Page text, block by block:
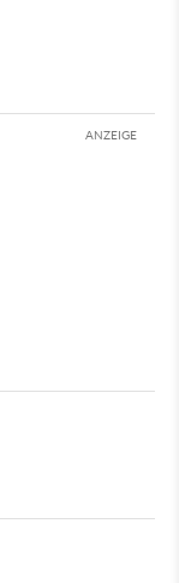
ANZEIGE